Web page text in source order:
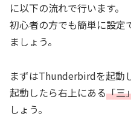
に以下の流れで行います。
初心者の方でも簡単に設定
ましょう。
まずはThunderbirdを起動
起動したら右上にある「三
しょう。